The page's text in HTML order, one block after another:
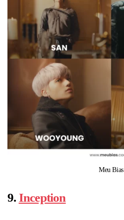
Meu Bias
9. Inception